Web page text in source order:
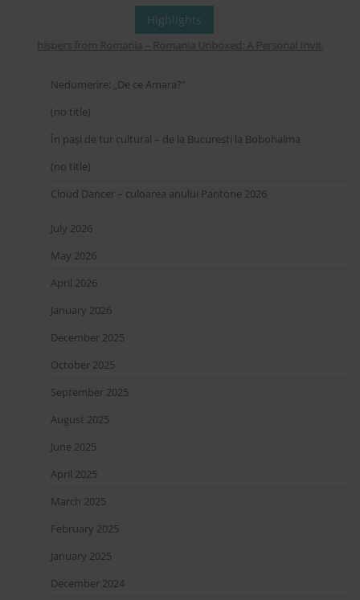
Highlights
Whispers from Romania – Romania Unboxed: A Personal Invitation
Nedumerire: „De ce Amara?”
(no title)
În pași de tur cultural – de la București la Bobohalma
(no title)
Cloud Dancer – culoarea anului Pantone 2026
July 2026
May 2026
April 2026
January 2026
December 2025
October 2025
September 2025
August 2025
June 2025
April 2025
March 2025
February 2025
January 2025
December 2024